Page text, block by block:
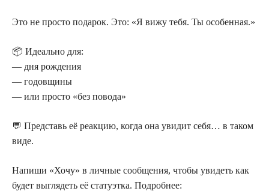
Это не просто подарок. Это: «Я вижу тебя. Ты особенная.»
📦 Идеально для:
— дня рождения
— годовщины
— или просто «без повода»
💬 Представь её реакцию, когда она увидит себя… в таком
виде.
Напиши «Хочу» в личные сообщения, чтобы увидеть как
будет выглядеть её статуэтка. Подробнее: